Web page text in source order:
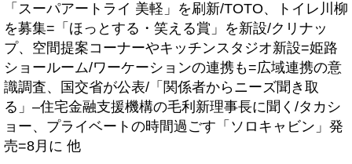
「スーパアートライ 美軽」を刷新/TOTO、トイレ川柳
を募集=「ほっとする・笑える賞」を新設/クリナッ
プ、空間提案コーナーやキッチンスタジオ新設=姫路
ショールーム/ワーケーションの連携も=広域連携の意
識調査、国交省が公表/「関係者からニーズ聞き取
る」–住宅金融支援機構の毛利新理事長に聞く/タカシ
ョー、プライベートの時間過ごす「ソロキャビン」発
売=8月に 他